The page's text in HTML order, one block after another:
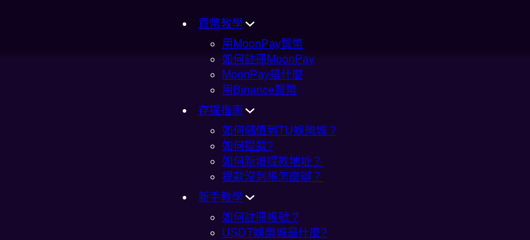
買幣教學
用MoonPay買幣
如何註冊MoonPay
MoonPay是什麼
用Binance買幣
存提指南
如何儲值到TU娛樂城 ?
如何提款?
如何新增提款地址？
提款沒到帳怎麼辦？
新手教學
如何註冊帳號 ?
USDT娛樂城是什麼?